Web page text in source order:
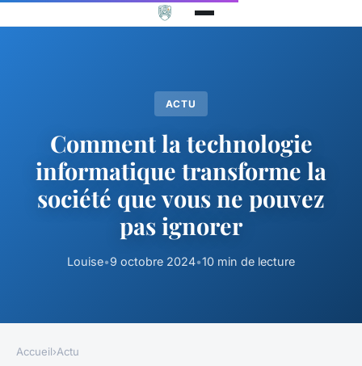
ACTU
Comment la technologie
informatique transforme la
société que vous ne pouvez
pas ignorer
Louise•9 octobre 2024•10 min de lecture
Accueil›Actu